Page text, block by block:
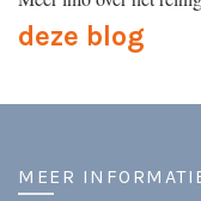
deze blog
MEER